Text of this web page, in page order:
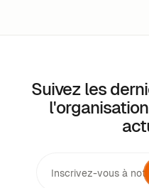
Suivez les